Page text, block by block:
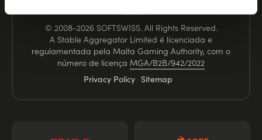
mundo.
© 2008–2026 SOFTSWISS. All Rights Reserved.
A Stable Aggregator Limited é licenciada e
regulamentada pela Malta Gaming Authority, com o
número de licença MGA/B2B/942/2022
Privacy Policy Sitemap